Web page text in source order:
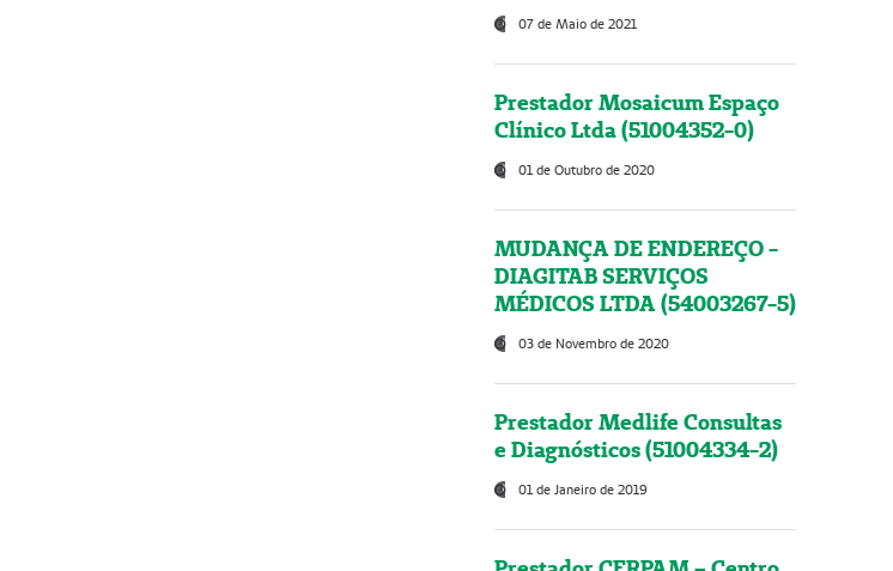
07 de Maio de 2021
Prestador Mosaicum Espaço
Clínico Ltda (51004352-0)
01 de Outubro de 2020
MUDANÇA DE ENDEREÇO -
DIAGITAB SERVIÇOS
MÉDICOS LTDA (54003267-5)
03 de Novembro de 2020
Prestador Medlife Consultas
e Diagnósticos (51004334-2)
01 de Janeiro de 2019